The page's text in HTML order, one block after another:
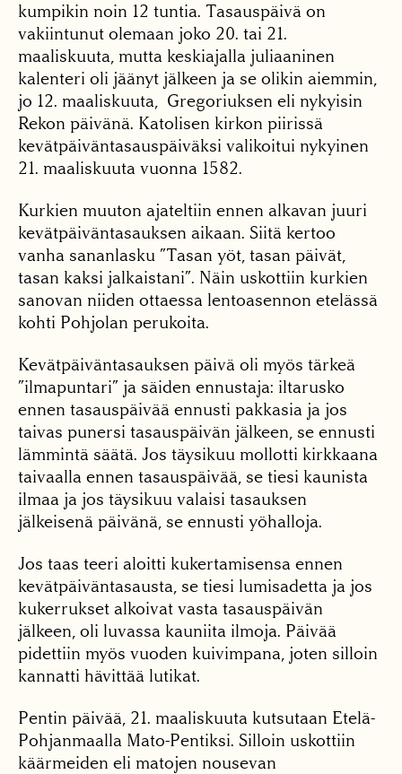
kumpikin noin 12 tuntia. Tasauspäivä on
vakiintunut olemaan joko 20. tai 21.
maaliskuuta, mutta keskiajalla juliaaninen
kalenteri oli jäänyt jälkeen ja se olikin aiemmin,
jo 12. maaliskuuta, Gregoriuksen eli nykyisin
Rekon päivänä. Katolisen kirkon piirissä
kevätpäiväntasauspäiväksi valikoitui nykyinen
21. maaliskuuta vuonna 1582.
Kurkien muuton ajateltiin ennen alkavan juuri
kevätpäiväntasauksen aikaan. Siitä kertoo
vanha sananlasku ”Tasan yöt, tasan päivät,
tasan kaksi jalkaistani”. Näin uskottiin kurkien
sanovan niiden ottaessa lentoasennon etelässä
kohti Pohjolan perukoita.
Kevätpäiväntasauksen päivä oli myös tärkeä
”ilmapuntari” ja säiden ennustaja: iltarusko
ennen tasauspäivää ennusti pakkasia ja jos
taivas punersi tasauspäivän jälkeen, se ennusti
lämmintä säätä. Jos täysikuu mollotti kirkkaana
taivaalla ennen tasauspäivää, se tiesi kaunista
ilmaa ja jos täysikuu valaisi tasauksen
jälkeisenä päivänä, se ennusti yöhalloja.
Jos taas teeri aloitti kukertamisensa ennen
kevätpäiväntasausta, se tiesi lumisadetta ja jos
kukerrukset alkoivat vasta tasauspäivän
jälkeen, oli luvassa kauniita ilmoja. Päivää
pidettiin myös vuoden kuivimpana, joten silloin
kannatti hävittää lutikat.
Pentin päivää, 21. maaliskuuta kutsutaan Etelä-
Pohjanmaalla Mato-Pentiksi. Silloin uskottiin
käärmeiden eli matojen nousevan